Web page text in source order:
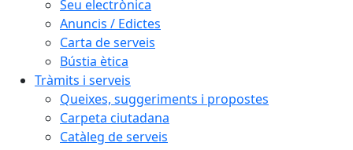
Seu electrònica
Anuncis / Edictes
Carta de serveis
Bústia ètica
Tràmits i serveis
Queixes, suggeriments i propostes
Carpeta ciutadana
Catàleg de serveis